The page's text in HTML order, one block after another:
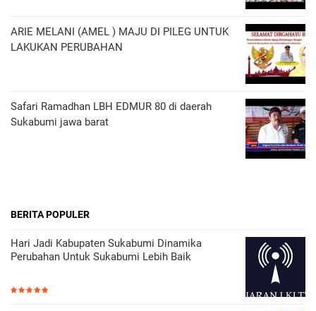
ARIE MELANI (AMEL ) MAJU DI PILEG UNTUK
LAKUKAN PERUBAHAN
Safari Ramadhan LBH EDMUR 80 di daerah
Sukabumi jawa barat
BERITA POPULER
Hari Jadi Kabupaten Sukabumi Dinamika
Perubahan Untuk Sukabumi Lebih Baik